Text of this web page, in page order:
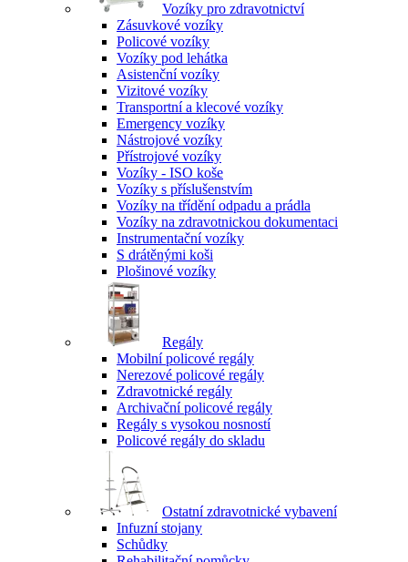
Vozíky pro zdravotnictví
Zásuvkové vozíky
Policové vozíky
Vozíky pod lehátka
Asistenční vozíky
Vizitové vozíky
Transportní a klecové vozíky
Emergency vozíky
Nástrojové vozíky
Přístrojové vozíky
Vozíky - ISO koše
Vozíky s příslušenstvím
Vozíky na třídění odpadu a prádla
Vozíky na zdravotnickou dokumentaci
Instrumentační vozíky
S drátěnými koši
Plošinové vozíky
Regály
Mobilní policové regály
Nerezové policové regály
Zdravotnické regály
Archivační policové regály
Regály s vysokou nosností
Policové regály do skladu
Ostatní zdravotnické vybavení
Infuzní stojany
Schůdky